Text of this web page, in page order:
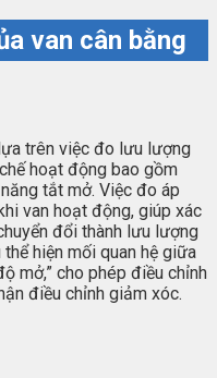
van cân bằng
trên việc đo lưu lượng
hoạt động bao gồm
tắt mở. Việc đo áp
van hoạt động, giúp xác
đổi thành lưu lượng
hiện mối quan hệ giữa
mở,” cho phép điều chỉnh
điều chỉnh giảm xóc.